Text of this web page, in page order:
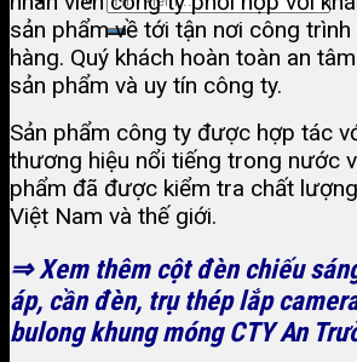
sản phẩm về tới tận nơi công
hàng. Quý khách hoàn toàn an
sản phẩm và uy tín công ty.
Sản phẩm công ty được hợp tác
thương hiệu nổi tiếng trong nước
phẩm đã được kiểm tra chất
Việt Nam và thế giới.
⇒ Xem thêm cột đèn chiếu
áp, cần đèn, trụ thép lắp
bulong khung móng CTY An